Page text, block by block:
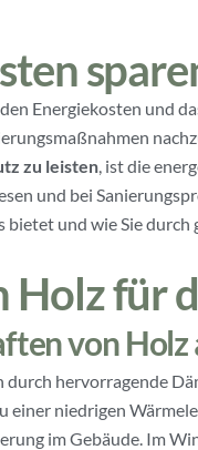
Energiekosten und
zu leisten , ist die
und bei
bietet und wie Sie
für
von
durch hervorragende
einer niedrigen
im Gebäude. Im